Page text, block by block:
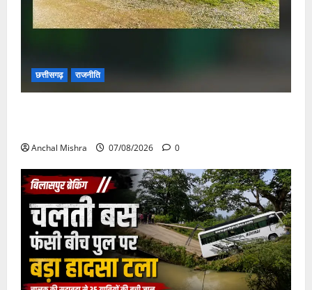
छत्तीसगढ़ राजनीति
Anchal Mishra 07/08/2026 0